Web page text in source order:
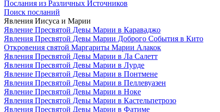
Послания из Различных Источников
Поиск посланий
Явления Иисуса и Марии
Явление Пресвятой Девы Марии в Караваджо
Явления Пресвятой Девы Марии Доброго События в Кито
Откровения святой Маргариты Марии Алакок
Явления Пресвятой Девы Марии в Ла Салетт
Явления Пресвятой Девы Марии в Лурде
Явление Пресвятой Девы Марии в Понтмене
Явления Пресвятой Девы Марии в Пеллевуазен
Явление Пресвятой Девы Марии в Ноке
Явления Пресвятой Девы Марии в Кастельпетрозо
Явления Пресвятой Девы Марии в Фатиме